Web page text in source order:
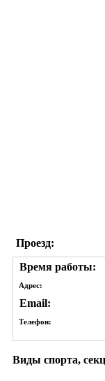
Проезд:
Время работы:
Адрес:
Email:
Телефон:
Виды спорта,